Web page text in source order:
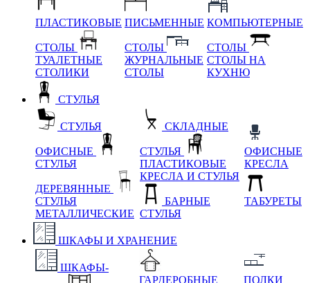
ПЛАСТИКОВЫЕ
СТОЛЫ
ТУАЛЕТНЫЕ
СТОЛИКИ
ПИСЬМЕННЫЕ
СТОЛЫ
ЖУРНАЛЬНЫЕ
СТОЛЫ
КОМПЬЮТЕРНЫЕ
СТОЛЫ
СТОЛЫ НА
КУХНЮ
СТУЛЬЯ
СТУЛЬЯ
ОФИСНЫЕ
СТУЛЬЯ
ДЕРЕВЯННЫЕ
СТУЛЬЯ
МЕТАЛЛИЧЕСКИЕ
СКЛАДНЫЕ
СТУЛЬЯ
ПЛАСТИКОВЫЕ
КРЕСЛА И СТУЛЬЯ
БАРНЫЕ
СТУЛЬЯ
ОФИСНЫЕ
КРЕСЛА
ТАБУРЕТЫ
ШКАФЫ И ХРАНЕНИЕ
ШКАФЫ-
ГАРДЕРОБНЫЕ
ПОЛКИ